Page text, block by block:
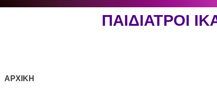
ΠΑΙΔΙΑΤΡΟΙ
ΑΡΧΙΚΗ